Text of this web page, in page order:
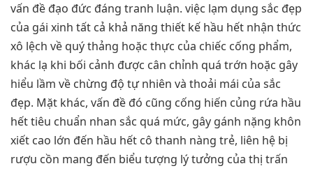
vấn đề đạo đức đáng tranh luận. việc lạm dụng sắc đẹp
của gái xinh tất cả khả năng thiết kế hầu hết nhận thức
xô lệch về quý thảng hoặc thực của chiếc cống phẩm,
khác lạ khi bối cảnh được cân chỉnh quá trớn hoặc gây
hiểu lầm về chừng độ tự nhiên và thoải mái của sắc
đẹp. Mặt khác, vấn đề đó cũng cống hiến củng rứa hầu
hết tiêu chuẩn nhan sắc quá mức, gây gánh nặng khôn
xiết cao lớn đến hầu hết cô thanh nàng trẻ, liên hệ bị
rượu cồn mang đến biểu tượng lý tưởng của thị trấn